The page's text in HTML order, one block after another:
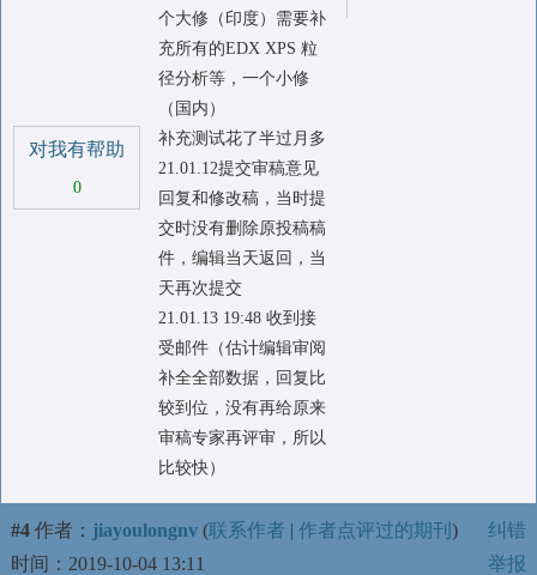
对我有帮助
0
个大修（印度）需要补
充所有的EDX XPS 粒
径分析等，一个小修
（国内）
补充测试花了半过月多
21.01.12提交审稿意见
回复和修改稿，当时提
交时没有删除原投稿稿
件，编辑当天返回，当
天再次提交
21.01.13 19:48 收到接
受邮件（估计编辑审阅
补全全部数据，回复比
较到位，没有再给原来
审稿专家再评审，所以
比较快）
#4 作者： jiayoulongnv (联系作者 | 作者点评过的期刊 )
时间：2019-10-04 13:11
纠错
举报